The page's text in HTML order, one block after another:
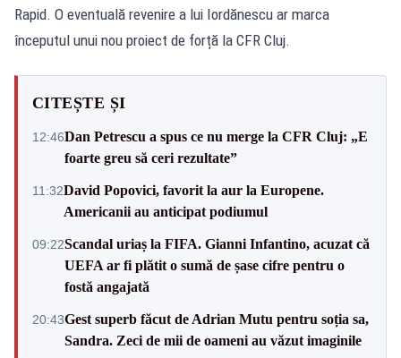
Rapid. O eventuală revenire a lui Iordănescu ar marca
începutul unui nou proiect de forță la CFR Cluj.
CITEȘTE ȘI
12:46Dan Petrescu a spus ce nu merge la CFR Cluj: „E
foarte greu să ceri rezultate”
11:32David Popovici, favorit la aur la Europene.
Americanii au anticipat podiumul
09:22Scandal uriaș la FIFA. Gianni Infantino, acuzat că
UEFA ar fi plătit o sumă de șase cifre pentru o
fostă angajată
20:43Gest superb făcut de Adrian Mutu pentru soția sa,
Sandra. Zeci de mii de oameni au văzut imaginile